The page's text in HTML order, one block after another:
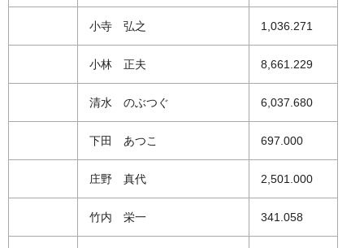
小寺 弘之 1,036.271
小林 正夫 8,661.229
清水 のぶつぐ 6,037.680
下田 あつこ 697.000
庄野 真代 2,501.000
竹内 栄一 341.058